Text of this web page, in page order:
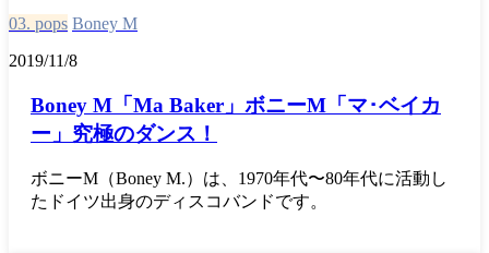
03. pops Boney M
2019/11/8
Boney M「Ma Baker」ボニーM「マ･ベイカ
ー」究極のダンス！
ボニーM（Boney M.）は、1970年代〜80年代に活動し
たドイツ出身のディスコバンドです。